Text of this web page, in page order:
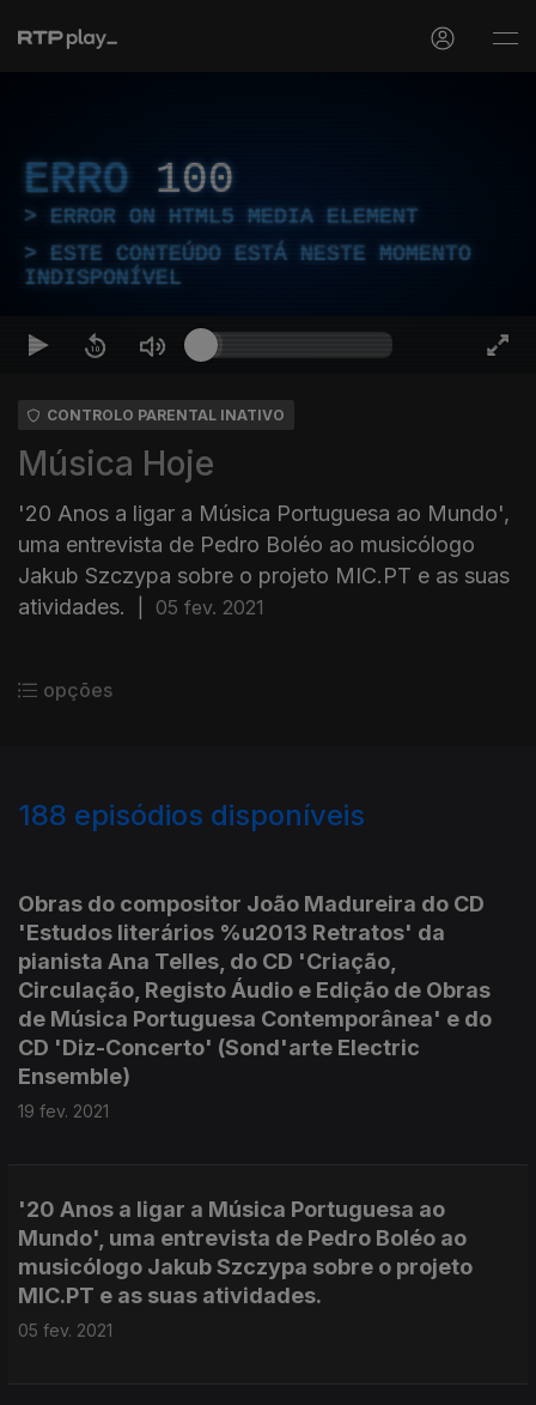
ERRO 100
ERROR ON HTML5 MEDIA ELEMENT
ESTE CONTEÚDO ESTÁ NESTE MOMENTO
INDISPONÍVEL
CONTROLO PARENTAL INATIVO
Música Hoje
'20 Anos a ligar a Música Portuguesa ao Mundo',
uma entrevista de Pedro Boléo ao musicólogo
Jakub Szczypa sobre o projeto MIC.PT e as suas
atividades.
05 fev. 2021
opções
188 episódios disponíveis
Obras do compositor João Madureira do CD
'Estudos literários %u2013 Retratos' da
pianista Ana Telles, do CD 'Criação,
Circulação, Registo Áudio e Edição de Obras
de Música Portuguesa Contemporânea' e do
CD 'Diz-Concerto' (Sond'arte Electric
Ensemble)
19 fev. 2021
'20 Anos a ligar a Música Portuguesa ao
Mundo', uma entrevista de Pedro Boléo ao
musicólogo Jakub Szczypa sobre o projeto
MIC.PT e as suas atividades.
05 fev. 2021